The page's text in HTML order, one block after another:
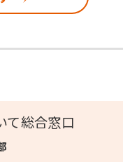
て総合窓口